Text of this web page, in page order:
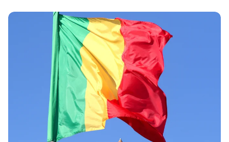
западных и украинских инструкторов.